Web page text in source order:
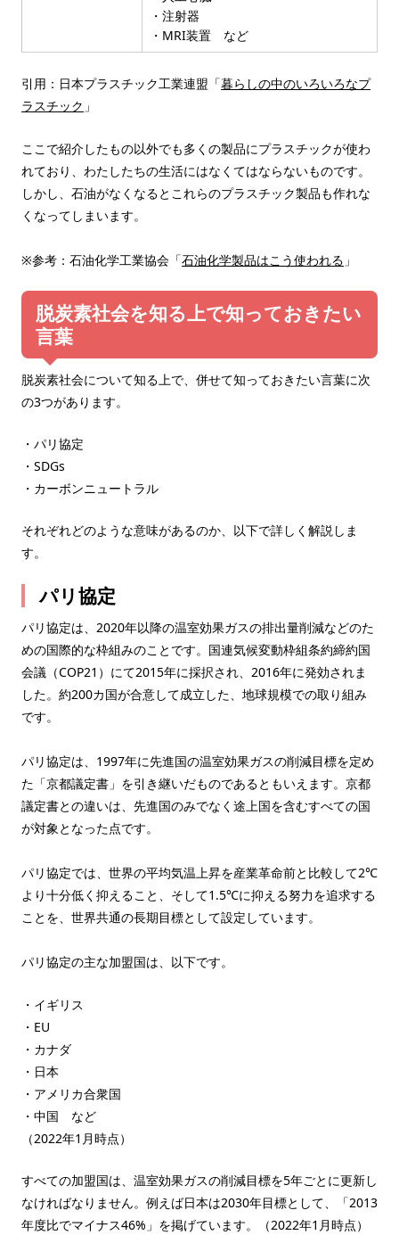
・注射器
・MRI装置 など
引用：日本プラスチック工業連盟「暮らしの中のいろいろなプ
ラスチック 」
ここで紹介したもの以外でも多くの製品にプラスチックが使わ
れており、わたしたちの生活にはなくてはならないものです。
しかし、石油がなくなるとこれらのプラスチック製品も作れな
くなってしまいます。
※参考：石油化学工業協会「石油化学製品はこう使われる 」
脱炭素社会を知る上で知っておきたい
言葉
脱炭素社会について知る上で、併せて知っておきたい言葉に次
の3つがあります。
・パリ協定
・SDGs
・カーボンニュートラル
それぞれどのような意味があるのか、以下で詳しく解説しま
す。
パリ協定
パリ協定は、2020年以降の温室効果ガスの排出量削減などのた
めの国際的な枠組みのことです。​​国連気候変動枠組条約締約国
会議（COP21）にて2015年に採択され、2016年に発効されま
した。約200カ国が合意して成立した、地球規模での取り組み
です。
パリ協定は、1997年に先進国の温室効果ガスの削減目標を定め
た「京都議定書」を引き継いだものであるともいえます。京都
議定書との違いは、先進国のみでなく途上国を含むすべての国
が対象となった点です。
パリ協定では、世界の平均気温上昇を産業革命前と比較して2℃
より十分低く抑えること、そして1.5℃に抑える努力を追求する
ことを、世界共通の長期目標として設定しています。
パリ協定の主な加盟国は、以下です。
・イギリス
・EU
・カナダ
・日本
・アメリカ合衆国
・中国 など
（2022年1月時点）
すべての加盟国は、温室効果ガスの削減目標を5年ごとに更新し
なければなりません。例えば日本は2030年目標として、「2013
年度比でマイナス46%」を掲げています。（2022年1月時点）